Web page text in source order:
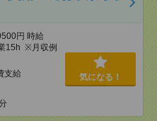
円 時給
15h ※月収例
支給
気になる！